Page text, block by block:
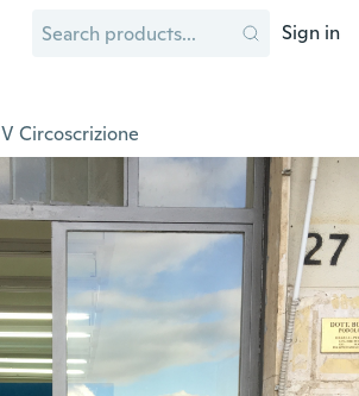
Sign in
V Circoscrizione